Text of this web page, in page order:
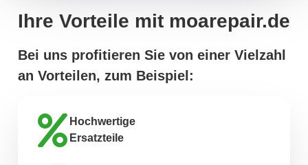
Ihre Vorteile mit moarepair.de
Bei uns profitieren Sie von einer Vielzahl
an Vorteilen, zum Beispiel:
Hochwertige
Ersatzteile